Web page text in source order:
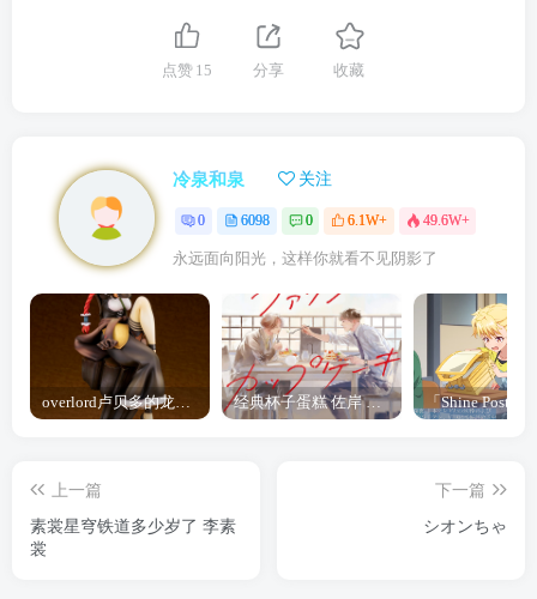
点赞 15 分享 收藏
冷泉和泉 关注
0 6098 0 6.1W+ 49.6W+
永远面向阳光，这样你就看不见阴影了
经典杯子蛋糕 佐岸 漫画「经典杯子蛋糕」宣布真人日剧化
上一篇
素裳星穹铁道多少岁了 李素
裳
下一篇
シオンちゃ